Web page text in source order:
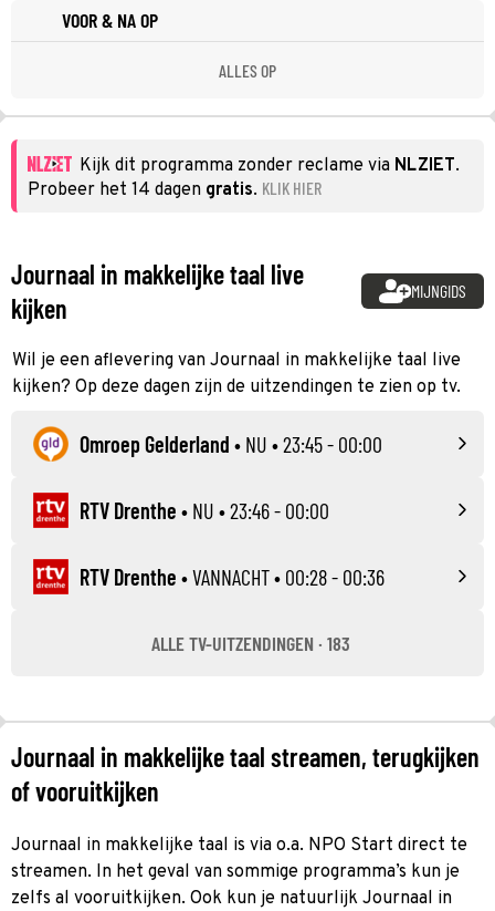
VOOR & NA OP
ALLES OP
Kijk dit programma zonder reclame via NLZIET.
Probeer het 14 dagen gratis. KLIK HIER
Journaal in makkelijke taal live
kijken
MIJNGIDS
Wil je een aflevering van Journaal in makkelijke taal live
kijken? Op deze dagen zijn de uitzendingen te zien op tv.
Omroep Gelderland • NU • 23:45 - 00:00
RTV Drenthe • NU • 23:46 - 00:00
RTV Drenthe •VANNACHT• 00:28 - 00:36
ALLE TV-UITZENDINGEN · 183
Journaal in makkelijke taal streamen, terugkijken
of vooruitkijken
Journaal in makkelijke taal is via o.a. NPO Start direct te
streamen. In het geval van sommige programma’s kun je
zelfs al vooruitkijken. Ook kun je natuurlijk Journaal in